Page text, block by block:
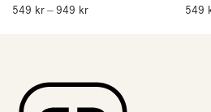
549 kr –949 krPrisintervall:
549